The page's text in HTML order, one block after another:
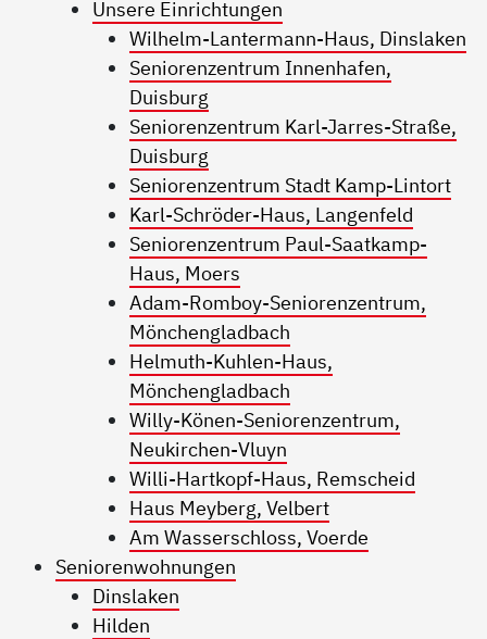
Unsere Einrichtungen
Wilhelm-Lantermann-Haus, Dinslaken
Seniorenzentrum Innenhafen,
Duisburg
Seniorenzentrum Karl-Jarres-Straße,
Duisburg
Seniorenzentrum Stadt Kamp-Lintort
Karl-Schröder-Haus, Langenfeld
Seniorenzentrum Paul-Saatkamp-
Haus, Moers
Adam-Romboy-Seniorenzentrum,
Mönchengladbach
Helmuth-Kuhlen-Haus,
Mönchengladbach
Willy-Könen-Seniorenzentrum,
Neukirchen-Vluyn
Willi-Hartkopf-Haus, Remscheid
Haus Meyberg, Velbert
Am Wasserschloss, Voerde
Seniorenwohnungen
Dinslaken
Hilden